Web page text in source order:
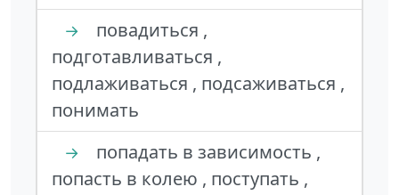
→
повадиться ,
подготавливаться ,
подлаживаться , подсаживаться ,
понимать
→
попадать в зависимость ,
попасть в колею , поступать ,